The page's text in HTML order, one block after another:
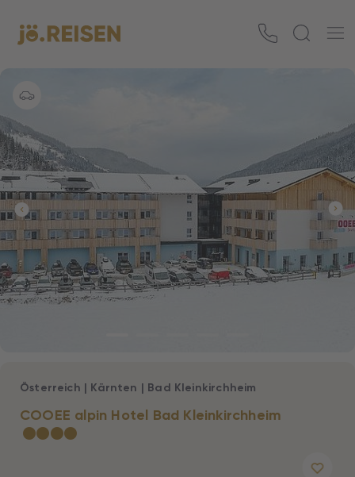
COOEE alpin Hotel Bad Kleinkirchheim
★★★★
Österreich | Kärnten | Bad Kleinkirchheim